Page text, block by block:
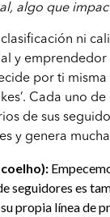
algo que
ni
y
por ti
Cada uno
de sus
y genera
seguidores es
propia línea de